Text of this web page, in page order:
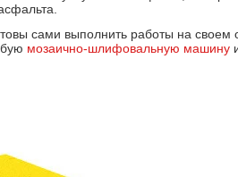
сами выполнить работы на своем
мозаично-шлифовальную машину